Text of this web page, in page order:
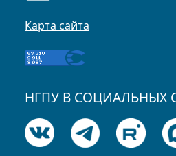
Карта сайта
НГПУ В СОЦИАЛЬНЫХ